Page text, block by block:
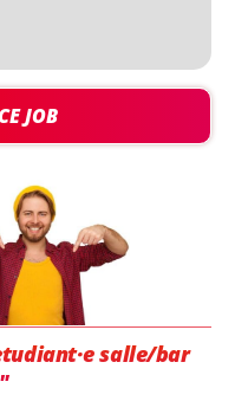
JOB
salle/bar